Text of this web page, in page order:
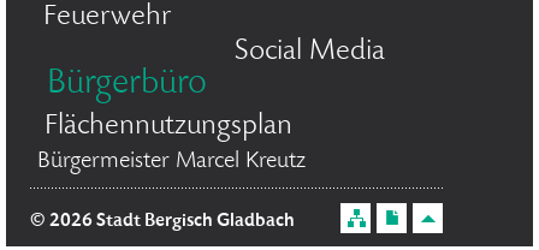
Feuerwehr
Bürgerbüro
Social Media
Flächennutzungsplan
Bürgermeister Marcel Kreutz
© 2026 Stadt Bergisch Gladbach